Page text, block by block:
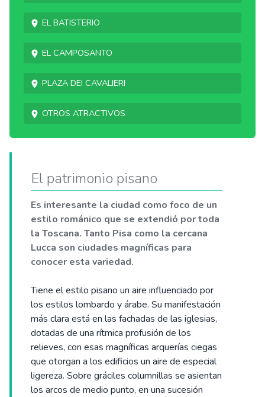
El Batisterio
El Camposanto
Plaza dei Cavalieri
Otros atractivos
El patrimonio pisano
Es interesante la ciudad como foco de un
estilo románico que se extendió por toda
la Toscana. Tanto Pisa como la cercana
Lucca son ciudades magníficas para
conocer esta variedad.
Tiene el estilo pisano un aire influenciado por
los estilos lombardo y árabe. Su manifestación
más clara está en las fachadas de las iglesias,
dotadas de una rítmica profusión de los
relieves, con esas magníficas arquerías ciegas
que otorgan a los edificios un aire de especial
ligereza. Sobre gráciles columnillas se asientan
los arcos de medio punto, en una sucesión